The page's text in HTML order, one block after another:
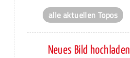
alle aktuellen Topos
Neues Bild hochladen